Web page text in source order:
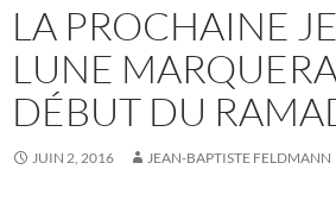
LA PROCHAINE
LUNE
DÉBUT DU
JUIN 2, 2016 JEAN-BAPTISTE FELDMANN